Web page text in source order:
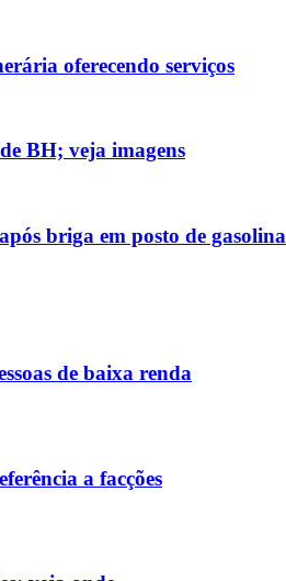
oferecendo serviços
BH; veja imagens
briga em posto de gasolina
de baixa renda
a facções